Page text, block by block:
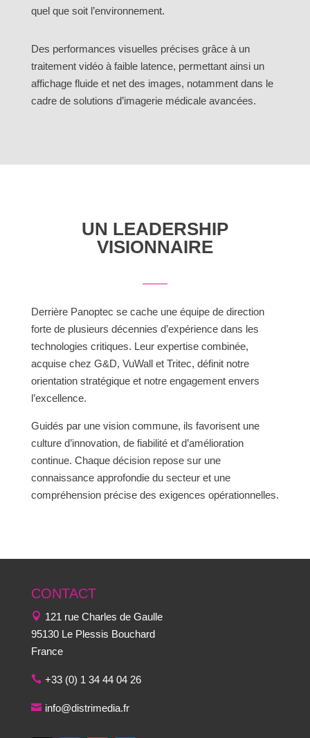
quel que soit l’environnement.
Des performances visuelles précises grâce à un
traitement vidéo à faible latence, permettant ainsi un
affichage fluide et net des images, notamment dans le
cadre de solutions d’imagerie médicale avancées.
UN LEADERSHIP
VISIONNAIRE
Derrière Panoptec se cache une équipe de direction
forte de plusieurs décennies d’expérience dans les
technologies critiques. Leur expertise combinée,
acquise chez G&D, VuWall et Tritec, définit notre
orientation stratégique et notre engagement envers
l’excellence.
Guidés par une vision commune, ils favorisent une
culture d’innovation, de fiabilité et d’amélioration
continue. Chaque décision repose sur une
connaissance approfondie du secteur et une
compréhension précise des exigences opérationnelles.
CONTACT
121 rue Charles de Gaulle
95130 Le Plessis Bouchard
France
+33 (0) 1 34 44 04 26
info@distrimedia.fr